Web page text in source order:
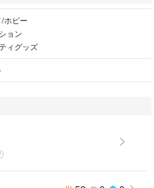
ホビー
ョン
ィグッズ